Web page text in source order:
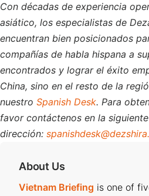
Con décadas de experiencia
asiático, los especialistas de
encuentran bien posicionados
compañías de habla hispana a
encontrados y lograr el éxito
China, sino en el resto de la
nuestro Spanish Desk. Para
favor contáctenos en la siguiente
dirección:
About Us
Vietnam Briefing is one of